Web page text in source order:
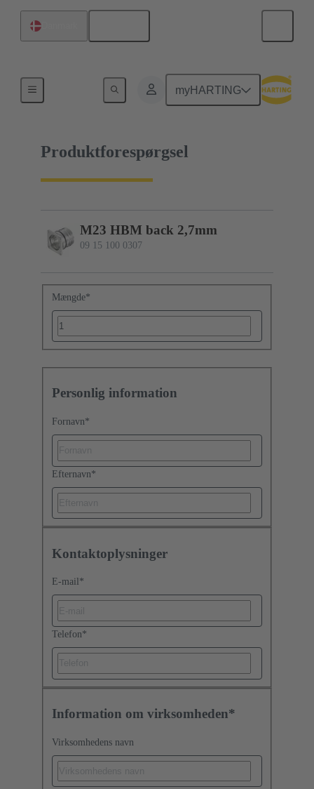
myHARTING
09 15 100 0307
Produktforespørgsel
M23 HBM back 2,7mm
09 15 100 0307
Mængde*
Personlig information
Fornavn*
Efternavn*
Kontaktoplysninger
E-mail *
Telefon*
Information om virksomheden*
Virksomhedens navn